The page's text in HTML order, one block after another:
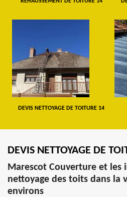
DEVIS NETTOYAGE DE TOITURE 14
DEVIS NETTOYAGE DE
Marescot Couverture et les
nettoyage des toits dans la
environs